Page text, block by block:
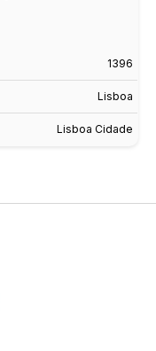
1396
Lisboa
Lisboa Cidade